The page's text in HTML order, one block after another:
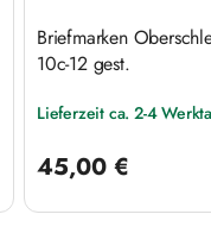
Briefmarken
10c-12 gest.
Lieferzeit ca. 2-4
45,00 €